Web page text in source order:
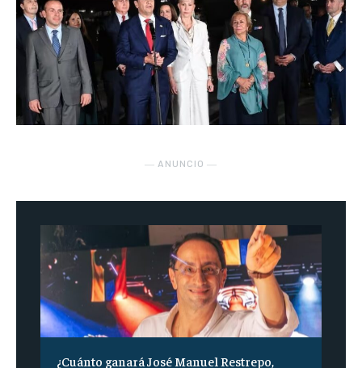
― ANUNCIO ―
¿Cuánto ganará José Manuel Restrepo,